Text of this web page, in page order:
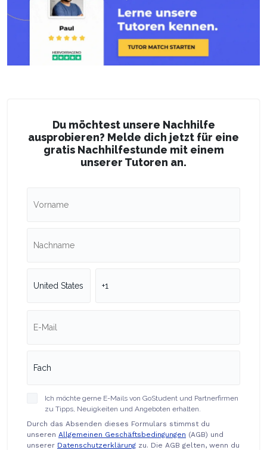
Du möchtest unsere Nachhilfe
ausprobieren? Melde dich jetzt für eine
gratis Nachhilfestunde mit einem
unserer Tutoren an.
Ich möchte gerne E-Mails von GoStudent und Partnerfirmen
zu Tipps, Neuigkeiten und Angeboten erhalten.
Durch das Absenden dieses Formulars stimmst du
unseren Allgemeinen Geschäftsbedingungen (AGB) und
unserer Datenschutzerklärung zu. Die AGB gelten, wenn du